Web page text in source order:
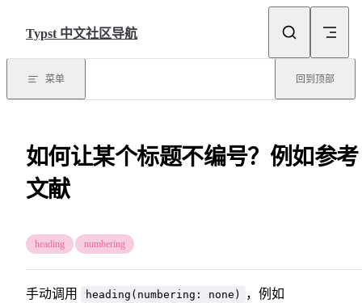
Typst 中文社区导航
菜单 回到顶部
如何让某个标题不编号？例如参考
文献
heading numbering
手动调用 heading(numbering: none) ，例如